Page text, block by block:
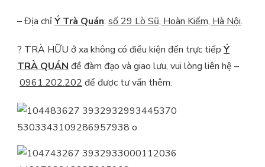
– Địa chỉÝ Trà Quán: số 29 Lò Sũ, Hoàn Kiếm, Hà Nội.
? TRÀ HỮU ở xa không có điều kiện đến trực tiếp Ý
TRÀ QUÁN đề đàm đạo và giao lưu, vui lòng liên hệ –
0961.202.202 để được tư vấn thêm.